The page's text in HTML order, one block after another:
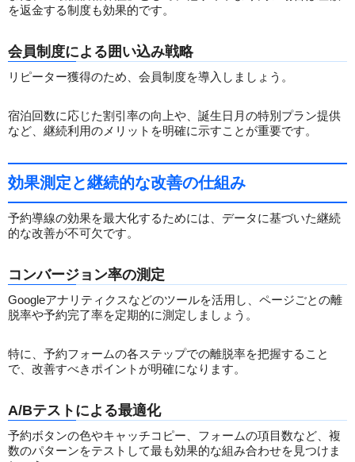
を返金する制度も効果的です。
会員制度による囲い込み戦略
リピーター獲得のため、会員制度を導入しましょう。
宿泊回数に応じた割引率の向上や、誕生日月の特別プラン提供
など、継続利用のメリットを明確に示すことが重要です。
効果測定と継続的な改善の仕組み
予約導線の効果を最大化するためには、データに基づいた継続
的な改善が不可欠です。
コンバージョン率の測定
Googleアナリティクスなどのツールを活用し、ページごとの離
脱率や予約完了率を定期的に測定しましょう。
特に、予約フォームの各ステップでの離脱率を把握すること
で、改善すべきポイントが明確になります。
A/Bテストによる最適化
予約ボタンの色やキャッチコピー、フォームの項目数など、複
数のパターンをテストして最も効果的な組み合わせを見つけま